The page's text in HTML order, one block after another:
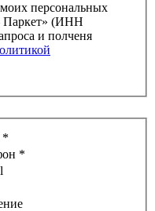
персональных
Паркет» (ИНН
*